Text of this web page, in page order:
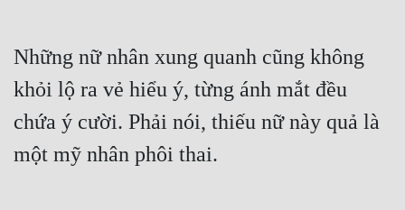
Huyền Nghi
Huyền Ảo
Những nữ nhân xung quanh cũng không
khỏi lộ ra vẻ hiểu ý, từng ánh mắt đều
chứa ý cười. Phải nói, thiếu nữ này quả là
một mỹ nhân phôi thai.